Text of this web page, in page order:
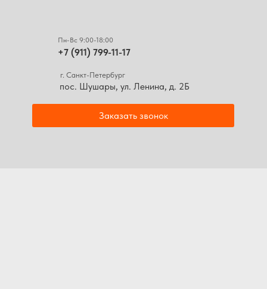
+7 (911) 799-11-17
Пн-Вс 9:00-18:00
Заказать звонок
пос. Шушары, ул. Ленина, д. 2Б
г. Санкт-Петербург